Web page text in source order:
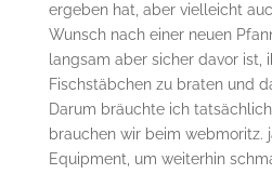
ergeben hat, aber vielleicht
Wunsch nach einer neuen
langsam aber sicher davor ist,
Fischstäbchen zu braten und
Darum bräuchte ich
brauchen wir beim webmoritz.
Equipment, um weiterhin